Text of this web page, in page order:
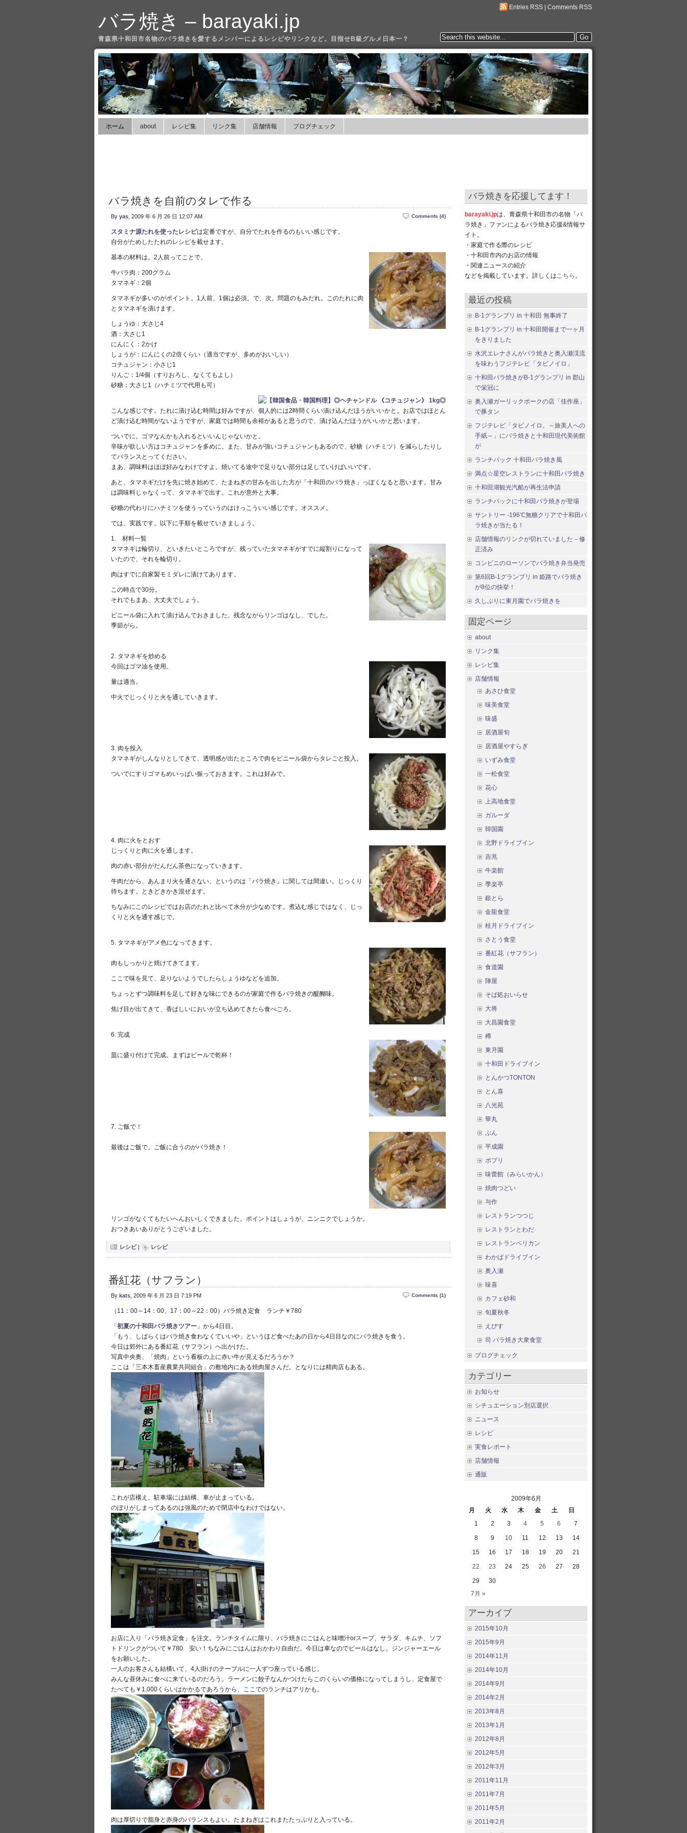
Entries RSS Comments RSS
バラ焼き – barayaki.jp
青森県十和田市名物のバラ焼きを愛するメンバーによるレシピやリンクなど。目指せB級グルメ日本一？
ホーム about レシピ集 リンク集 店舗情報 ブログチェック
バラ焼きを自前のタレで作る
Comments (4)
By yas , 2009 年 6 月 26 日 12:07 AM
スタミナ源たれを使ったレシピは定番ですが、自分でたれを作るのもいい感じです。
自分がためしたたれのレシピを載せます。
基本の材料は。2人前ってことで。
牛バラ肉：200グラム
タマネギ：2個
タマネギが多いのがポイント。1人前、1個は必須。で、次。問題のもみだれ。このたれに肉
とタマネギを漬けます。
しょうゆ：大さじ4
酒：大さじ1
にんにく：2かけ
しょうが：にんにくの2倍くらい（適当ですが、多めがおいしい）
コチュジャン：小さじ1
りんご：1/4個（すりおろし、なくてもよし）
砂糖：大さじ1（ハチミツで代用も可）
こんな感じです。たれに漬け込む時間は好みですが、個人的には2時間くらい漬け込んだほうがいいかと。お店ではほとん
ど漬け込む時間がないようですが、家庭では時間も余裕があると思うので、漬け込んだほうがいいかと思います。
ついでに。ゴマなんかも入れるといいんじゃないかと。
辛味が欲しい方はコチュジャンを多めに。また、甘みが強いコチュジャンもあるので、砂糖（ハチミツ）を減らしたりし
てバランスとってください。
まあ、調味料はほぼ好みなわけですよ。焼いてる途中で足りない部分は足していけばいいです。
あと、タマネギだけを先に焼き始めて、たまねぎの甘みを出した方が「十和田のバラ焼き」っぽくなると思います。甘み
は調味料じゃなくって、タマネギで出す。これが意外と大事。
砂糖の代わりにハチミツを使うっていうのはけっこういい感じです。オススメ。
では、実践です。以下に手順を載せていきましょう。
1. 材料一覧
タマネギは輪切り、といきたいところですが、残っていたタマネギがすでに縦割りになって
いたので、それを輪切り。
肉はすでに自家製モミダレに漬けてあります。
この時点で30分。
それでもまあ、大丈夫でしょう。
ビニール袋に入れて漬け込んでおきました。残念ながらリンゴはなし、でした。
季節がら。
2. タマネギを炒める
今回はゴマ油を使用。
量は適当。
中火でじっくりと火を通していきます。
3. 肉を投入
タマネギがしんなりとしてきて、透明感が出たところで肉をビニール袋からタレごと投入。
ついでにすりゴマもめいっぱい振っておきます。これは好みで。
4. 肉に火をとおす
じっくりと肉に火を通します。
肉の赤い部分がだんだん茶色になっていきます。
牛肉だから、あんまり火を通さない、というのは「バラ焼き」に関しては間違い。じっくり
待ちます。ときどきかき混ぜます。
ちなみにこのレシピではお店のたれと比べて水分が少なめです。煮込む感じではなく、じっ
くりと火を通す感じで。
5. タマネギがアメ色になってきます。
肉もしっかりと焼けてきてます。
ここで味を見て、足りないようでしたらしょうゆなどを追加。
ちょっとずつ調味料を足して好きな味にできるのが家庭で作るバラ焼きの醍醐味。
焦げ目が出てきて、香ばしいにおいが立ち込めてきたら食べごろ。
6. 完成
皿に盛り付けて完成。まずはビールで乾杯！
7. ご飯で！
最後はご飯で。ご飯に合うのがバラ焼き！
リンゴがなくてもたいへんおいしくできました。ポイントはしょうが、ニンニクでしょうか。
おつきあいありがとうございました。
レシピ| レシピ
番紅花（サフラン）
Comments (1)
By kats , 2009 年 6 月 23 日 7:19 PM
（11：00～14：00、17：00～22：00）バラ焼き定食 ランチ￥780
「 初夏の十和田バラ焼きツアー 」から4日目。
「もう、しばらくはバラ焼き食わなくていいや」というほど食べたあの日から4日目なのにバラ焼きを食う。
今日は郊外にある番紅花（サフラン）へ出かけた。
写真中央奥、「焼肉」という看板の上に赤い牛が見えるだろうか？
ここは「三本木畜産農業共同組合」の敷地内にある焼肉屋さんだ。となりには精肉店もある。
これが店構え。駐車場には結構、車が止まっている。
のぼりがしまってあるのは強風のためで閉店中なわけではない。
お店に入り「バラ焼き定食」を注文。ランチタイムに限り、バラ焼きにごはんと味噌汁orスープ、サラダ、キムチ、ソフ
トドリンクがついて￥780 安い！ちなみにごはんはおかわり自由だ。今日は車なのでビールはなし。ジンジャーエール
をお願いした。
一人のお客さんも結構いて、4人掛けのテーブルに一人ずつ座っている感じ。
みんな昼休みに食べに来ているのだろう。ラーメンに餃子なんかつけたらこのくらいの価格になってしまうし、定食屋で
たべても￥1,000くらいはかかるであろうから、ここでのランチはアリかも。
肉は厚切りで脂身と赤身のバランスもよい。たまねぎはこれまたたっぷりと入っている。
バラ焼きを応援してます！
barayaki.jpは、青森県十和田市の名物「バ
ラ焼き」ファンによるバラ焼き応援&情報サ
イト。
・家庭で作る際のレシピ
・十和田市内のお店の情報
・関連ニュースの紹介
などを掲載しています。詳しくはこちら 。
最近の投稿
B-1グランプリ in 十和田 無事終了
B-1グランプリ in 十和田開催まで一ヶ月
をきりました
水沢エレナさんがバラ焼きと奥入瀬渓流
を味わうフジテレビ「タビノイロ」
十和田バラ焼きがB-1グランプリ in 郡山
で栄冠に
奥入瀬ガーリックポークの店「佳作座」
で豚タン
フジテレビ「タビノイロ。～旅美人への
手紙～」にバラ焼きと十和田現代美術館
が
ランチパック 十和田バラ焼き風
満点☆星空レストランに十和田バラ焼き
十和田湖観光汽船が再生法申請
ランチパックに十和田バラ焼きが登場
サントリー -196℃無糖クリアで十和田バ
ラ焼きが当たる！
店舗情報のリンクが切れていました－修
正済み
コンビニのローソンでバラ焼き弁当発売
第6回B-1グランプリ in 姫路でバラ焼き
が8位の快挙！
久しぶりに東月園でバラ焼きを
固定ページ
about
リンク集
レシピ集
店舗情報
あさひ食堂
味美食堂
味盛
居酒屋旬
居酒屋やすらぎ
いずみ食堂
一松食堂
花心
上高地食堂
ガルーダ
韓国園
北野ドライブイン
吉兆
牛楽館
季楽亭
銀とら
金龍食堂
桂月ドライブイン
さとう食堂
番紅花（サフラン）
食道園
陣屋
そば処おいらせ
大将
大昌園食堂
樽
東月園
十和田ドライブイン
とんかつTONTON
とん喜
八光苑
華丸
ぶん
平成園
ポプリ
味蕾館（みらいかん）
焼肉つどい
与作
レストランつつじ
レストランとわだ
レストランペリカン
わかばドライブイン
奥入瀬
味喜
カフェ砂和
旬夏秋冬
えびす
司 バラ焼き大衆食堂
ブログチェック
カテゴリー
お知らせ
シチュエーション別店選択
ニュース
レシピ
実食レポート
店舗情報
通販
2009年6月
月
火 水 木 金 土
日
1
2 3 4 5 6
7
8
9 10 11 12 13
14
15
16 17 18 19 20
21
22
23 24 25 26 27
28
29
30
7月 »
アーカイブ
2015年10月
2015年9月
2014年11月
2014年10月
2014年9月
2014年2月
2013年8月
2013年1月
2012年8月
2012年5月
2012年3月
2011年11月
2011年7月
2011年5月
2011年2月